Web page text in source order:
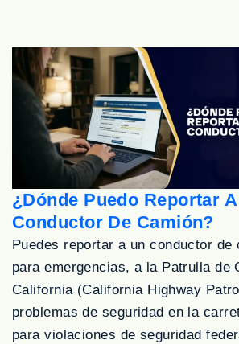
¿Dónde Puedo Reportar
Conductor De Camión?
Puedes reportar a un conductor de
para emergencias, a la Patrulla de
California (California Highway
problemas de seguridad en la
para violaciones de seguridad